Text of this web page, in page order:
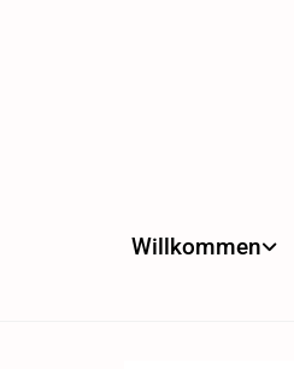
Willkommen